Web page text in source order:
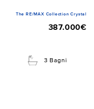
The RE/MAX Collection Crystal
387.000€
3 Bagni